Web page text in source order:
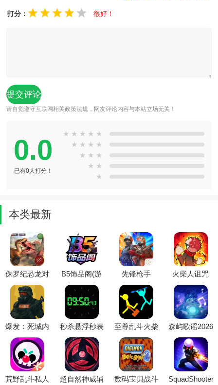
打分： 很好！
请自觉遵守互联网相关政策法规，网友评论内容与本站立场无关！
0.0
已有0人打分！
★ ★ ★ ★ ★
★ ★ ★ ★
★ ★ ★
★ ★
★
本类最新
侏罗纪恐龙对
决世界2026官
方最新版本
B5饰品阁(游
戏交易平台)
先锋枪手
Polywar聚战
2026最新版本
火柴人诅咒
2026官方最新
版本
爆发：死城内
置功能菜单
(僵尸生存射
击游戏)
秒杀悬浮秒表
2026官方最新
版本
至尊乱斗火柴
人最新手机版
森屿歌谣2026
最新版本
荒野乱斗私人
超自然神威辅
数码宝贝战斗
SquadShooter